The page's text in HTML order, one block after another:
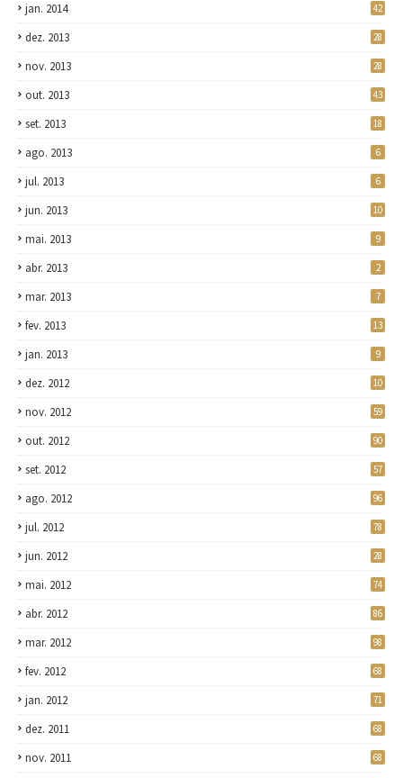
jan. 2014 42
dez. 2013 28
nov. 2013 28
out. 2013 43
set. 2013 18
ago. 2013 6
jul. 2013 6
jun. 2013 10
mai. 2013 9
abr. 2013 2
mar. 2013 7
fev. 2013 13
jan. 2013 9
dez. 2012 10
nov. 2012 59
out. 2012 90
set. 2012 57
ago. 2012 96
jul. 2012 78
jun. 2012 28
mai. 2012 74
abr. 2012 86
mar. 2012 98
fev. 2012 68
jan. 2012 71
dez. 2011 68
nov. 2011 68